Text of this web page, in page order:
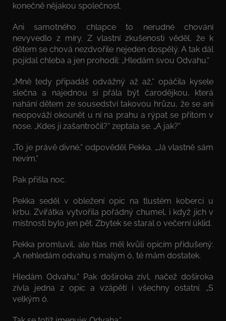
konečně nějakou společnost.
Ani samotného chlapce to nerudné chování
nevyvedlo z míry. Z vlastní zkušenosti věděl, že k
dětem se chová nezdvořile nejeden dospělý. A tak dál
pojídal chleba a jen prohodil: „Hledám svou Odvahu.“
„Mně tedy připadáš odvážný až až,“ opáčila kysele
slečna a najednou si přála být čarodějkou, která
nahání dětem ze sousedství takovou hrůzu, že se ani
neopováží okounět u ní na prahu a rýpat se přitom v
nose. „Kdes ji zašantročil?“ zeptala se. „A jak?“
„To je právě divné,“ odpověděl Pekka. „Já vlastně sám
nevím.“
Pak přišla noc.
Pekka seděl v obležení opic na tlustém koberci u
krbu. Zvířátka vytvořila pořádný chumel, i když jich v
místnosti bylo jen pět. Zbytek se staral o večerní úklid.
Pekka promluvil, ale hlas měl kvůli opicím přidušený:
„A nehledám odvahu s malým ó, té mám dostatek.
Hledám Odvahu.“ Pak doširoka zívl, načež doširoka
zívla jedna z opic a vzápětí i všechny ostatní. „S
velkým ó.